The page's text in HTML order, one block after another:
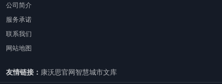
公司简介
服务承诺
联系我们
网站地图
友情链接： 康沃思官网智慧城市文库